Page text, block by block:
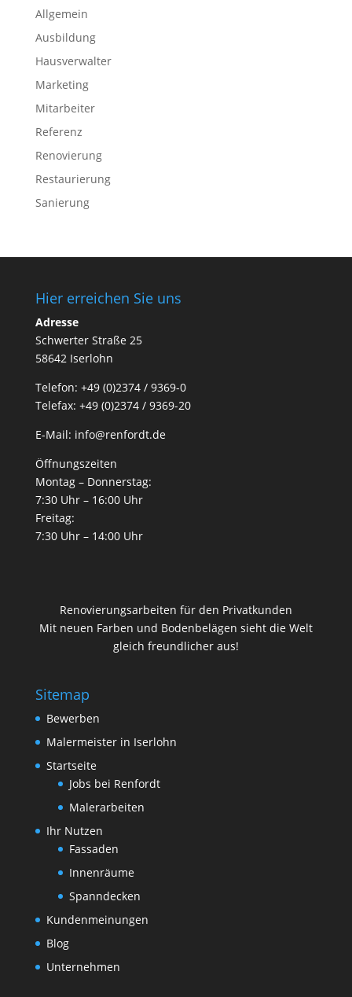
Allgemein
Ausbildung
Hausverwalter
Marketing
Mitarbeiter
Referenz
Renovierung
Restaurierung
Sanierung
Hier erreichen Sie uns
Adresse
Schwerter Straße 25
58642 Iserlohn
Telefon: +49 (0)2374 / 9369-0
Telefax: +49 (0)2374 / 9369-20
E-Mail: info@renfordt.de
Öffnungszeiten
Montag – Donnerstag:
7:30 Uhr – 16:00 Uhr
Freitag:
7:30 Uhr – 14:00 Uhr
Renovierungsarbeiten für den Privatkunden
Mit neuen Farben und Bodenbelägen sieht die Welt
gleich freundlicher aus!
Sitemap
Bewerben
Malermeister in Iserlohn
Startseite
Jobs bei Renfordt
Malerarbeiten
Ihr Nutzen
Fassaden
Innenräume
Spanndecken
Kundenmeinungen
Blog
Unternehmen